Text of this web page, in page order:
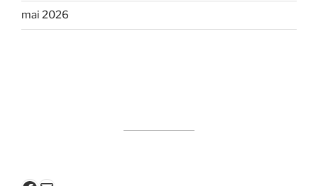
mai 2026